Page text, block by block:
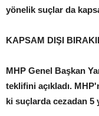
yönelik suçlar da
KAPSAM DIŞI
MHP Genel Başkan
teklifini açıkladı.
ki suçlarda cezadan 5